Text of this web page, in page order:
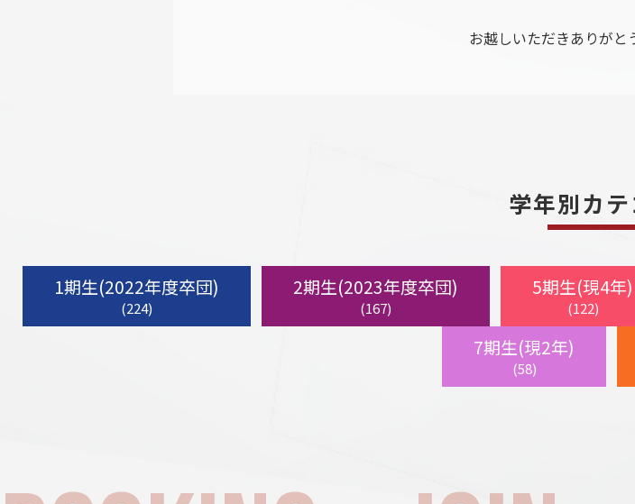
お越しいただきありがと
学年別カ
1期生(2022年度卒団)
(224)
2期生(2023年度卒団)
(167)
5期生(現4年)
(122)
7期生(現2年)
(58)